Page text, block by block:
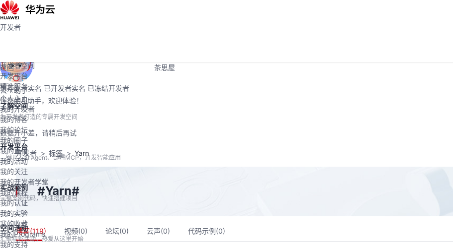
茶思屋
开发者空间
开发平台
精选服务
了解空间
为开发者打造的专属开发空间
开发平台
一键开发AI Agent、部署MCP，开发智能应用
实战案例
完整案例代码，快速搭建项目
空间活动
汇聚精彩活动，热爱从这里开始
开发者
返回
未开发者实名 已开发者实名 已冻结开发者
个人主页
我的开发者
我的博客
我的论坛
我的圈子
我的直播
我的活动
我的关注
我的开发者学堂
我的课程
我的认证
我的实验
我的收藏
我的Programs
我的支持
云宝助手
懂您的AI助手，欢迎体验！
数据开小差，请稍后再试
开发者 标签 Yarn
#Yarn#
博客(119) 视频(0) 论坛(0) 云声(0) 代码示例(0)